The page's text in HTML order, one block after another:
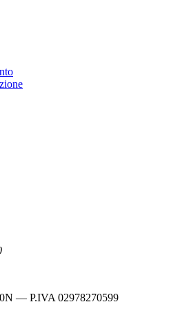
— P.IVA 02978270599